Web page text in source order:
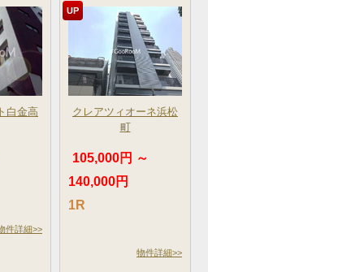
白金高
件詳細>>
UP
クレアツィオーネ浜松
町
105,000円 ～
140,000円
1R
物件詳細>>